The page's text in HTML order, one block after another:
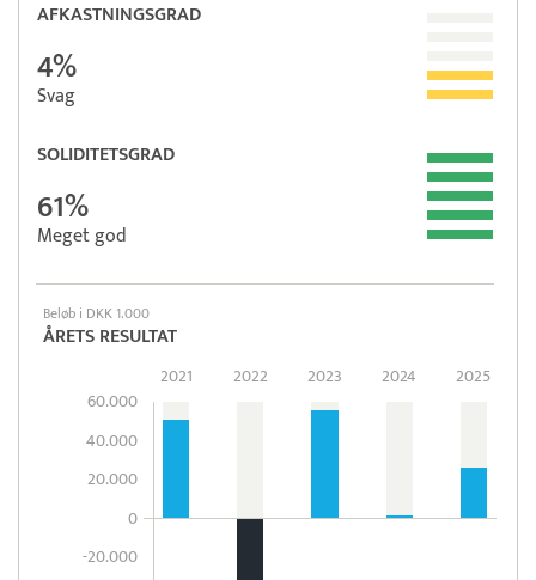
AFKASTNINGSGRAD
4%
Svag
SOLIDITETSGRAD
61%
Meget god
Beløb i DKK 1.000
ÅRETS RESULTAT
60.000
40.000
20.000
0
-20.000
2021 2022 2023 2024 2025